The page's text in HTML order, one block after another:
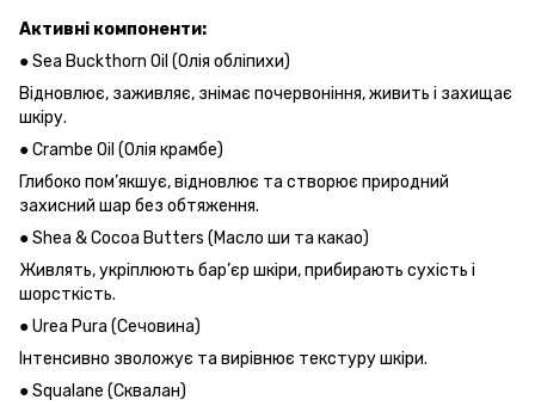
Активні компоненти:
● Sea Buckthorn Oil (Олія обліпихи)
Відновлює, заживляє, знімає почервоніння, живить і захищає
шкіру.
● Crambe Oil (Олія крамбе)
Глибоко пом’якшує, відновлює та створює природний
захисний шар без обтяження.
● Shea & Cocoa Butters (Масло ши та какао)
Живлять, укріплюють бар’єр шкіри, прибирають сухість і
шорсткість.
● Urea Pura (Сечовина)
Інтенсивно зволожує та вирівнює текстуру шкіри.
● Squalane (Сквалан)